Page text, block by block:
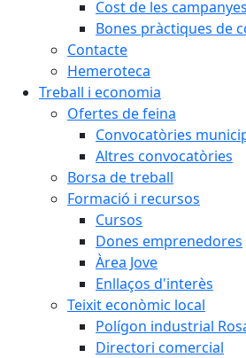
Cost de les
Bones pràctiques de
Contacte
Hemeroteca
Treball i economia
Ofertes de feina
Convocatòries
Altres convocatòries
Borsa de treball
Formació i recursos
Cursos
Dones emprenedores
Àrea Jove
Enllaços d'interès
Teixit econòmic local
Polígon industrial
Directori comercial